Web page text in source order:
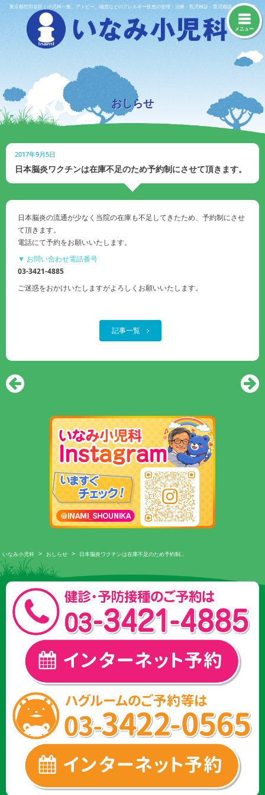
Skip東京都世田谷区｜小児科一般、アトピー、喘息などのアレルギー疾患の管理・治療・乳児検診・育児相談・予防接種
メニュー
おしらせ
2017年9月5日
日本脳炎ワクチンは在庫不足のため予約制にさせて頂きます。
日本脳炎の流通が少なく当院の在庫も不足してきたため、予約制にさせ
て頂きます。
電話にて予約をお願いいたします。
▼ お問い合わせ電話番号
03-3421-4885
ご迷惑をおかけいたしますがよろしくお願いいたします。
記事一覧
いなみ小児科 > おしらせ > 日本脳炎ワクチンは在庫不足のため予約制…